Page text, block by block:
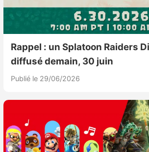
Rappel : un Splatoon Raiders
diffusé demain, 30 juin
Publié le 29/06/2026